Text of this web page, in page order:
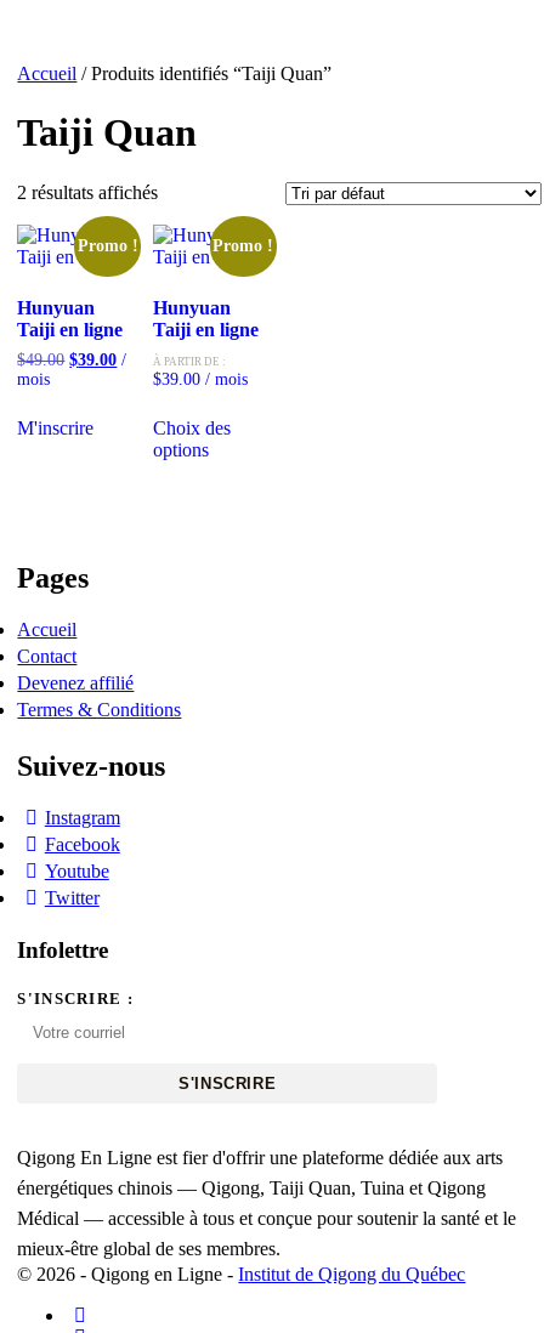
Accueil / Produits identifiés “Taiji Quan”
Taiji Quan
2 résultats affichés
Promo !
Hunyuan
Taiji en ligne
$49.00 Le
$49.00.
$39.00Le
$39.00.
/
mois
M'inscrire
Promo !
Hunyuan
Taiji en ligne
À PARTIR DE :
$39.00 / mois
Choix des
options
Pages
Accueil
Contact
Devenez affilié
Termes & Conditions
Suivez-nous
Instagram
Facebook
Youtube
Twitter
Infolettre
S'INSCRIRE :
S'INSCRIRE
Qigong En Ligne est fier d'offrir une plateforme dédiée aux arts
énergétiques chinois — Qigong, Taiji Quan, Tuina et Qigong
Médical — accessible à tous et conçue pour soutenir la santé et le
mieux-être global de ses membres.
© 2026 - Qigong en Ligne -Institut de Qigong du Québec